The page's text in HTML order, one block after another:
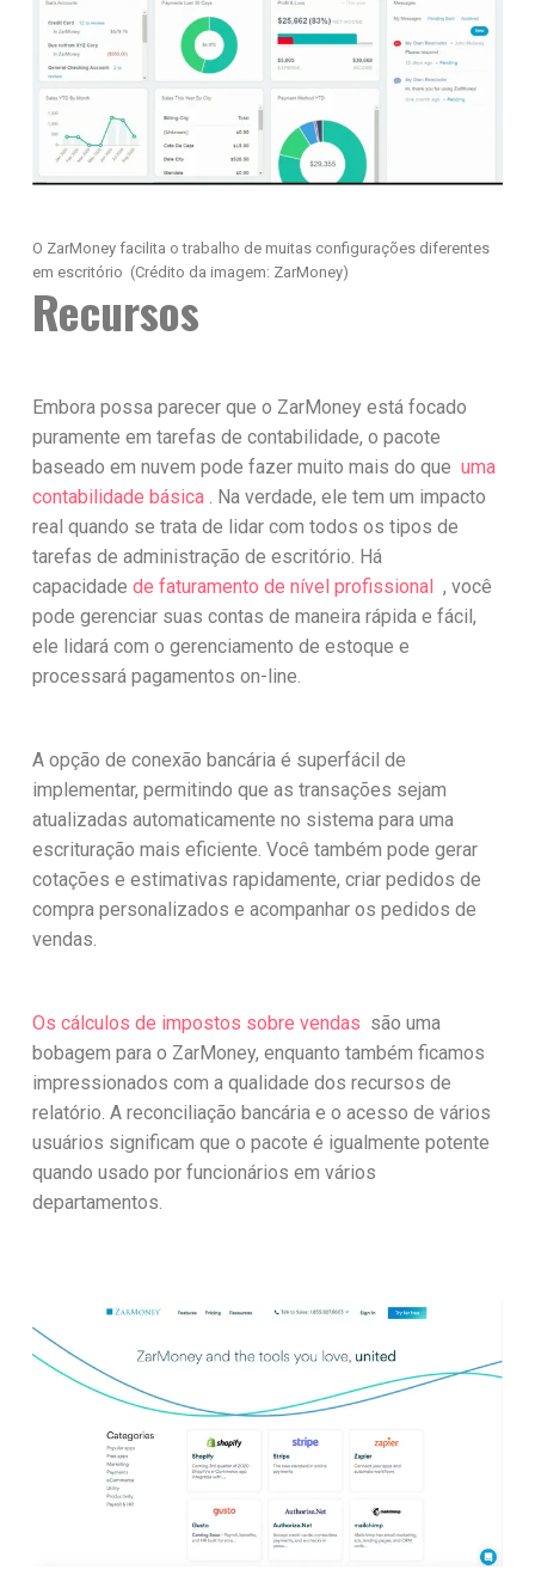
O ZarMoney facilita o trabalho de muitas configurações diferentes
em escritório (Crédito da imagem: ZarMoney)
Recursos
Embora possa parecer que o ZarMoney está focado
puramente em tarefas de contabilidade, o pacote
baseado em nuvem pode fazer muito mais do queuma
contabilidade básica . Na verdade, ele tem um impacto
real quando se trata de lidar com todos os tipos de
tarefas de administração de escritório. Há
capacidadede faturamento de nível profissional
, você
pode gerenciar suas contas de maneira rápida e fácil,
ele lidará com o gerenciamento de estoque e
processará pagamentos on-line.
A opção de conexão bancária é superfácil de
implementar, permitindo que as transações sejam
atualizadas automaticamente no sistema para uma
escrituração mais eficiente. Você também pode gerar
cotações e estimativas rapidamente, criar pedidos de
compra personalizados e acompanhar os pedidos de
vendas.
Os cálculos de impostos sobre vendas são uma
bobagem para o ZarMoney, enquanto também ficamos
impressionados com a qualidade dos recursos de
relatório. A reconciliação bancária e o acesso de vários
usuários significam que o pacote é igualmente potente
quando usado por funcionários em vários
departamentos.